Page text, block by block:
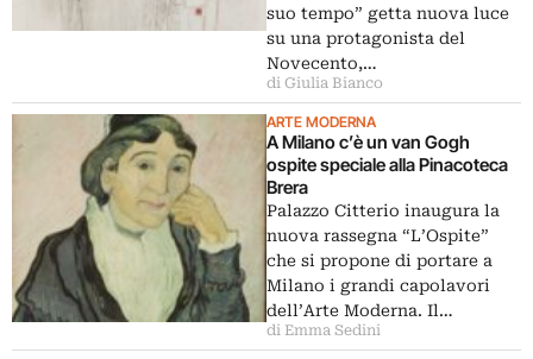
suo tempo” getta nuova luce
su una protagonista del
Novecento,…
di Giulia Bianco
ARTE MODERNA
A Milano c’è un van Gogh
ospite speciale alla Pinacoteca
Brera
Palazzo Citterio inaugura la
nuova rassegna “L’Ospite”
che si propone di portare a
Milano i grandi capolavori
dell’Arte Moderna. Il…
di Emma Sedini